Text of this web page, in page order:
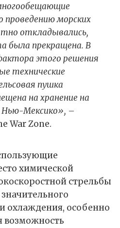
морских
откладывались,
была прекращена. В
этого решения
технические
пушка
на хранение на
Нью-Мексико», –
War Zone.
химической
стрельбы
охлаждения, особенно
возможность